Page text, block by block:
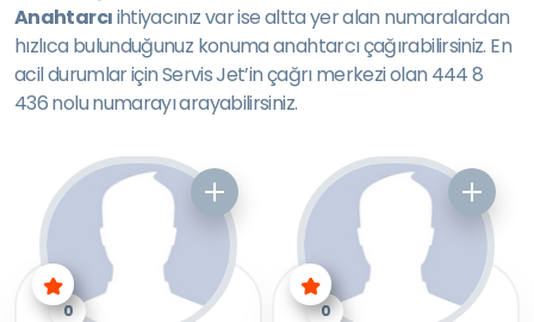
Anahtarcıihtiyacınız var ise altta yer alan numaralardan
hızlıca bulunduğunuz konuma anahtarcı çağırabilirsiniz. En
acil durumlar için Servis Jet’in çağrı merkezi olan 444 8
436 nolu numarayı arayabilirsiniz.
0 0